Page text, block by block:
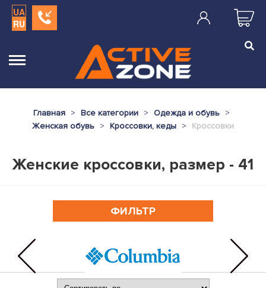
UA
RU
Главная Все категории
Одежда и обувь
Женская обувь
Кроссовки, кеды Кроссовки
Женские кроссовки, размер - 41
ФИЛЬТР